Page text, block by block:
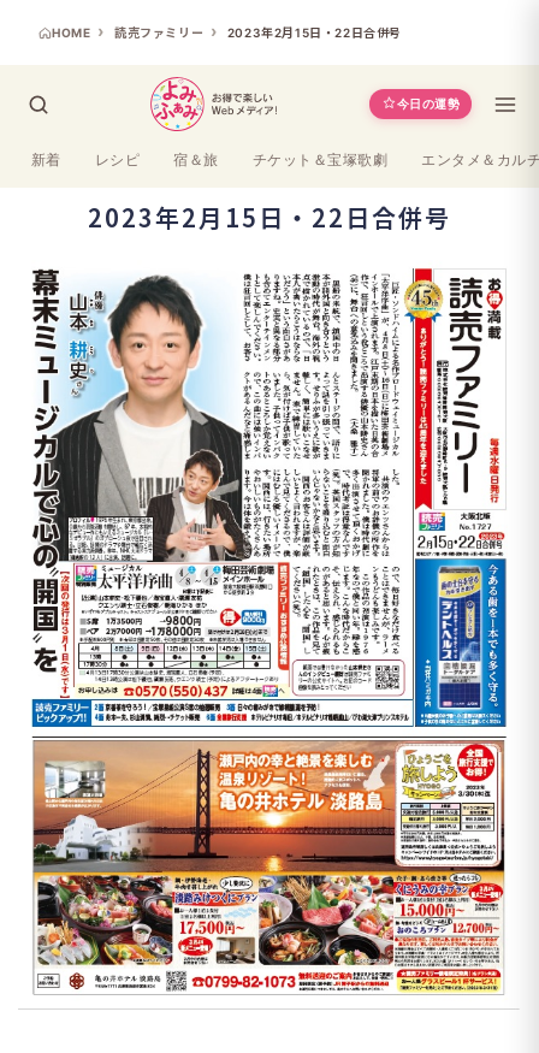
HOME 読売ファミリー 2023年2月15日・22日合併号
今日の運勢
新着 レシピ 宿＆旅 チケット＆宝塚歌劇 エンタメ＆カル
2023年2月15日・22日合併号